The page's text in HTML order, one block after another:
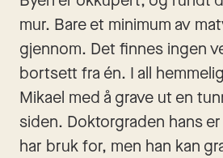
mur. Bare et minimum av
gjennom. Det finnes ingen
bortsett fra én. I all
Mikael med å grave ut en
siden. Doktorgraden hans
har bruk for, men han kan